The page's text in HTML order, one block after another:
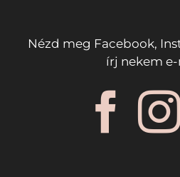
Nézd meg Facebook,
írj nekem